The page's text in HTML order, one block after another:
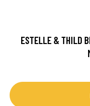
ESTELLE & THILD